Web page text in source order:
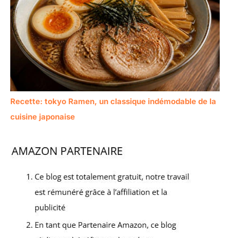
Recette: tokyo Ramen, un classique indémodable de la
cuisine japonaise